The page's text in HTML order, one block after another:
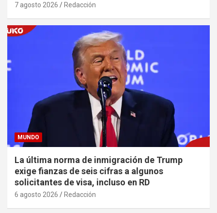
7 agosto 2026 Redacción
MUNDO
La última norma de inmigración de Trump
exige fianzas de seis cifras a algunos
solicitantes de visa, incluso en RD
6 agosto 2026 Redacción